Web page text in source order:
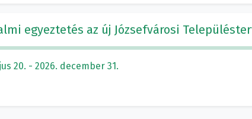
egyeztetés az új Józsefvárosi
20. - 2026. december 31.